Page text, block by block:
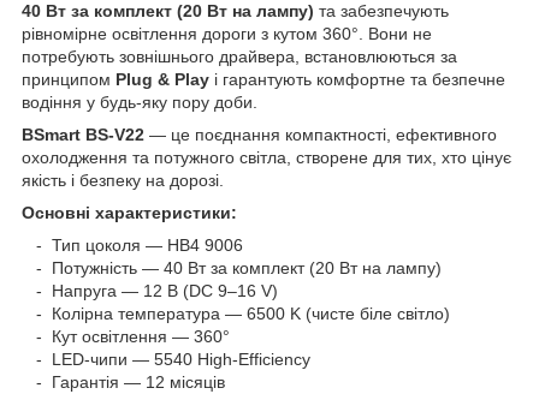
40 Вт за комплект (20 Вт на лампу) та забезпечують
рівномірне освітлення дороги з кутом 360°. Вони не
потребують зовнішнього драйвера, встановлюються за
принципом Plug & Play і гарантують комфортне та безпечне
водіння у будь-яку пору доби.
BSmart BS-V22 — це поєднання компактності, ефективного
охолодження та потужного світла, створене для тих, хто цінує
якість і безпеку на дорозі.
Основні характеристики:
- Тип цоколя — HB4 9006
- Потужність — 40 Вт за комплект (20 Вт на лампу)
- Напруга — 12 В (DC 9–16 V)
- Колірна температура — 6500 K (чисте біле світло)
- Кут освітлення — 360°
- LED-чипи — 5540 High-Efficiency
- Гарантія — 12 місяців